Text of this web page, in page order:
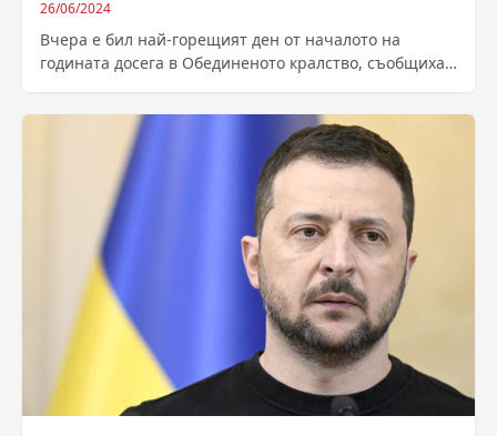
26/06/2024
Вчера е бил най-горещият ден от началото на
годината досега в Обединеното кралство, съобщиха